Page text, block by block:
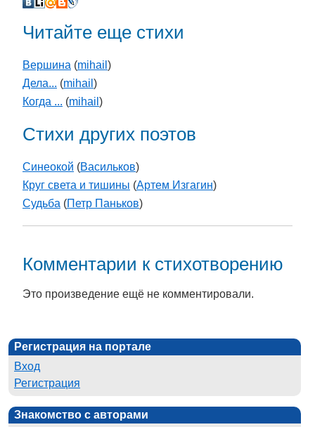
Читайте еще стихи
Вершина (mihail )
Дела... (mihail )
Когда ... (mihail )
Стихи других поэтов
Синеокой (Васильков)
Круг света и тишины (Артем Изгагин)
Судьба (Петр Паньков)
Комментарии к стихотворению
Это произведение ещё не комментировали.
Регистрация на портале
Вход
Регистрация
Знакомство с авторами